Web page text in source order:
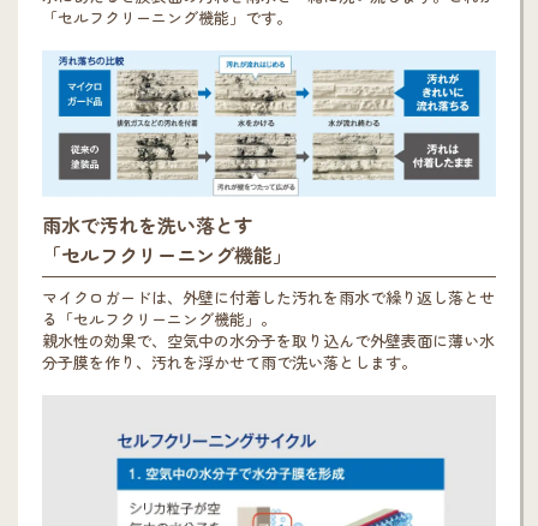
「セルフクリーニング機能」です。
雨水で汚れを洗い落とす
「セルフクリーニング機能」
マイクロガードは、外壁に付着した汚れを雨水で繰り返し落とせ
る「セルフクリーニング機能」。
親水性の効果で、空気中の水分子を取り込んで外壁表面に薄い水
分子膜を作り、汚れを浮かせて雨で洗い落とします。